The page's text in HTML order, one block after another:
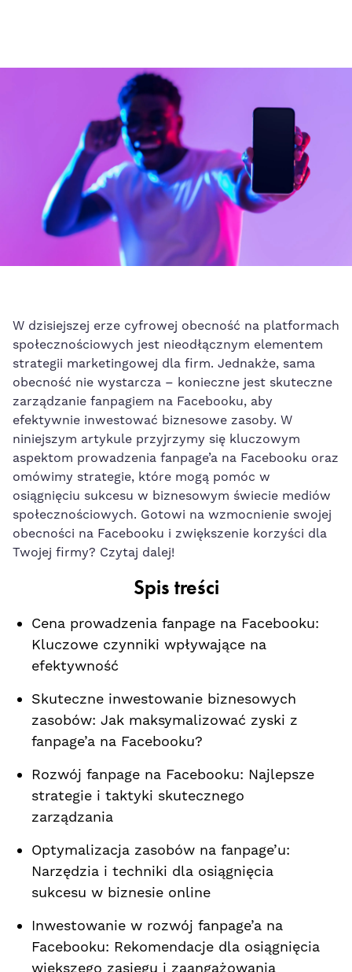
W dzisiejszej⁤ erze cyfrowej obecność na platformach
społecznościowych jest nieodłącznym elementem
strategii ⁢marketingowej dla firm. Jednakże, sama
obecność nie wystarcza – konieczne jest skuteczne
zarządzanie fanpagiem na Facebooku, aby
efektywnie inwestować ​biznesowe zasoby. W
niniejszym artykule przyjrzymy się kluczowym
aspektom prowadzenia fanpage’a na Facebooku oraz
omówimy strategie, które mogą pomóc w‍
osiągnięciu sukcesu w biznesowym świecie⁣ mediów
społecznościowych. Gotowi na wzmocnienie swojej
obecności na Facebooku i zwiększenie korzyści dla‌
Twojej firmy? ⁤Czytaj dalej!
Spis treści
Cena prowadzenia fanpage ⁢na Facebooku:
Kluczowe czynniki wpływające na
efektywność
Skuteczne inwestowanie biznesowych
zasobów: Jak maksymalizować ⁢zyski z
fanpage’a na Facebooku?
Rozwój ⁤fanpage na Facebooku: ⁢Najlepsze
strategie i taktyki⁣ skutecznego
zarządzania
Optymalizacja zasobów na fanpage’u:
Narzędzia i techniki dla osiągnięcia
sukcesu w biznesie online
Inwestowanie w rozwój fanpage’a na
Facebooku: Rekomendacje dla osiągnięcia⁣